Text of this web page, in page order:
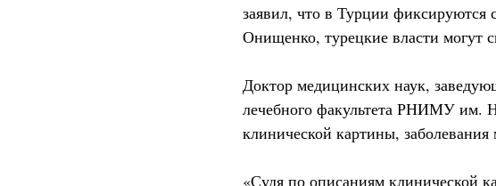
заявил, что в Турции
Онищенко, турецкие власти могут
Доктор медицинских наук,
лечебного факультета РНИМУ им.
клинической картины,
«Судя по описаниям клинической